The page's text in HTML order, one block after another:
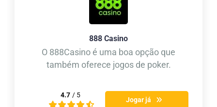
888 Casino
O 888Casino é uma boa opção que
também oferece jogos de poker.
4.7 / 5
Jogar já